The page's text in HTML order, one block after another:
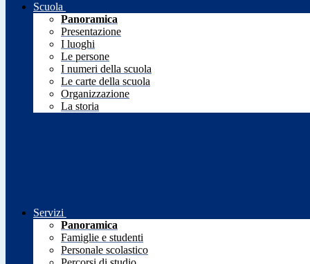
Scuola
Panoramica
Presentazione
I luoghi
Le persone
I numeri della scuola
Le carte della scuola
Organizzazione
La storia
Servizi
Panoramica
Famiglie e studenti
Personale scolastico